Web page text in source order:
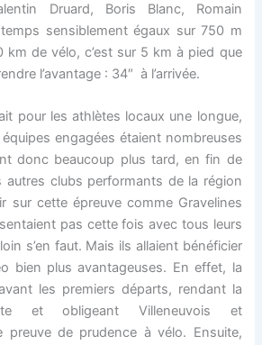
Druard, Boris Blanc, Romain
sensiblement égaux sur 750 m
de vélo, c’est sur 5 km à pied que
l’avantage : 34″ à l’arrivée.
pour les athlètes locaux une longue,
engagées étaient nombreuses
donc beaucoup plus tard, en fin de
autres clubs performants de la région
sur cette épreuve comme Gravelines
pas cette fois avec tous leurs
s’en faut. Mais ils allaient bénéficier
bien plus avantageuses. En effet, la
les premiers départs, rendant la
et obligeant Villeneuvois et
preuve de prudence à vélo. Ensuite,